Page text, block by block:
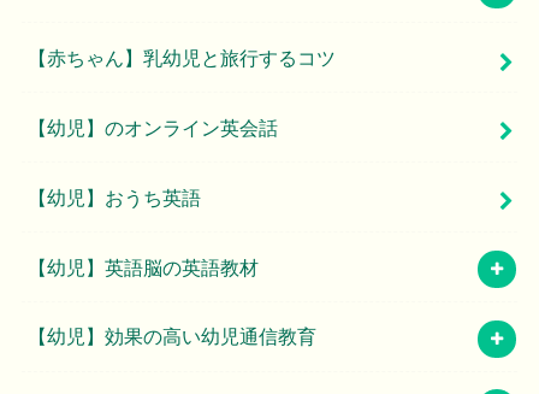
【赤ちゃん】乳幼児と旅行するコツ
【幼児】のオンライン英会話
【幼児】おうち英語
【幼児】英語脳の英語教材
【幼児】効果の高い幼児通信教育